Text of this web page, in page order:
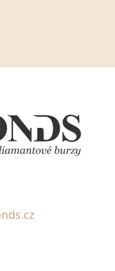
Tyto
s.r.o., IČO: